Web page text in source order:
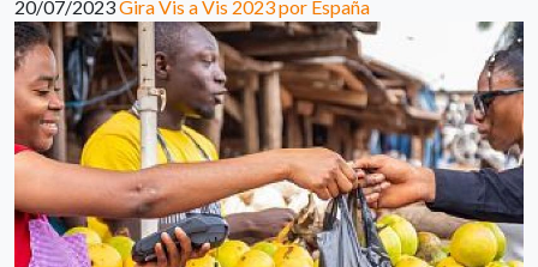
20/07/2023Gira Vis a Vis 2023 por España